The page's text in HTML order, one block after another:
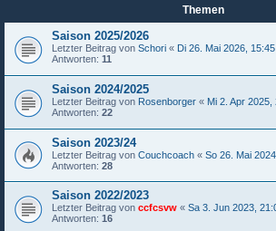
Themen
Saison 2025/2026
Letzter Beitrag von Schori « Di 26. Mai 2026, 15:45
Antworten: 11
Saison 2024/2025
Letzter Beitrag von Rosenborger « Mi 2. Apr 2025,
Antworten: 22
Saison 2023/24
Letzter Beitrag von Couchcoach « So 26. Mai
Antworten: 28
Saison 2022/2023
Letzter Beitrag von ccfcsvw « Sa 3. Jun 2023,
Antworten: 16